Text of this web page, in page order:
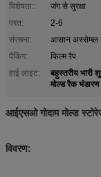
विशेषता::
जंग से सुरक्षा
परत:
2-6
संरचना:
आसान अस्सेम्ब्ल
पैकिंग:
फिल्म रैप
हाई लाइट:
बहुस्तरीय भारी
मोल्ड रैक
आईएसओ गोदाम मोल्ड
विवरण: